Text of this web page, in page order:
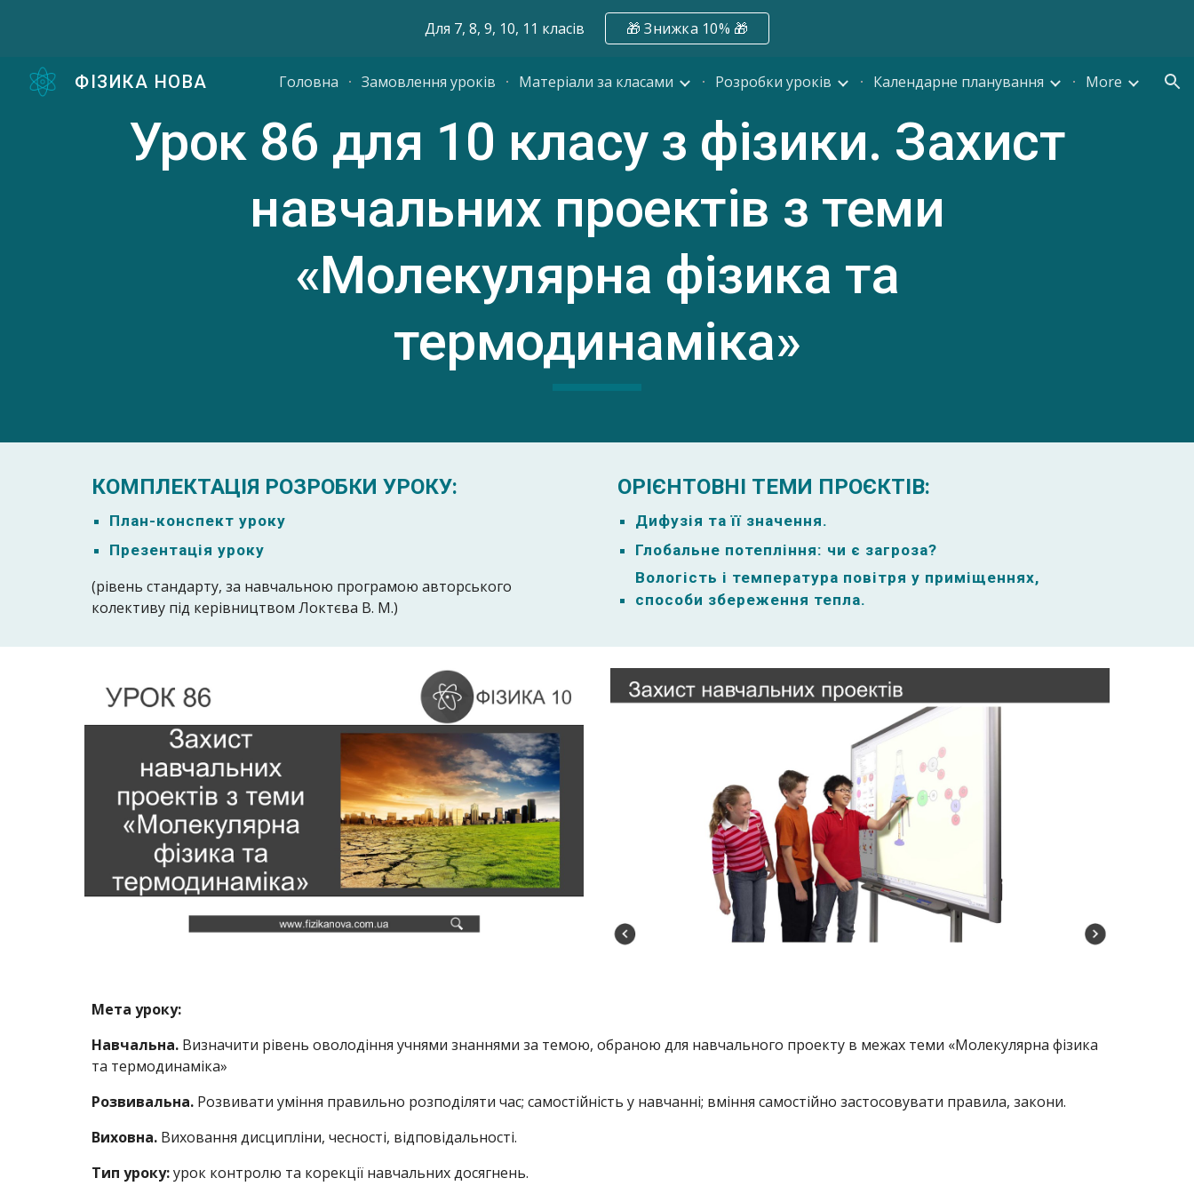
Skip to main content Skip to navigation
Для 7, 8, 9, 10, 11 класів 🎁 Знижка 10% 🎁
ФІЗИКА НОВА Головна Замовлення уроків Матеріали за класами Розробки уроків Календарне планування More
Урок 86 для 10 класу з фізики. Захист
навчальних проектів з теми
«Молекулярна фізика та
термодинаміка»
КОМПЛЕКТАЦІЯ РОЗРОБКИ УРОКУ:
План-конспект уроку
Презентація уроку
(рівень стандарту, за навчальною програмою авторського
колективу під керівництвом Локтєва В. М.)
ОРІЄНТОВНІ ТЕМИ ПРОЄКТІВ:
Дифузія та її значення.
Глобальне потепління: чи є загроза?
Вологість і температура повітря у приміщеннях,
способи збереження тепла.
Мета уроку:
Навчальна. Визначити рівень оволодіння учнями знаннями за темою, обраною для навчального проекту в межах теми «Молекулярна фізика
та термодинаміка»
Розвивальна. Розвивати уміння правильно розподіляти час; самостійність у навчанні; вміння самостійно застосовувати правила, закони.
Виховна.Виховання дисципліни, чесності, відповідальності.
Тип уроку:урок контролю та корекції навчальних досягнень.